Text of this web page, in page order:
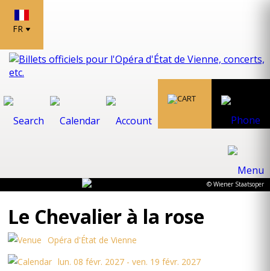
FR
© Wiener Staatsoper
Le Chevalier à la rose
Opéra d'État de Vienne
lun. 08 févr. 2027 - ven. 19 févr. 2027